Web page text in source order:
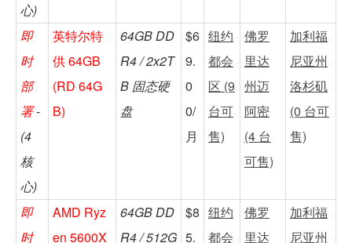
心)
即
时
部
署-
(4
核
心)
英特尔特
供 64GB
(RD 64G
B)
64GB DD
R4 / 2x2T
B 固态硬
盘
$6
9.
0
0/
月
纽约
都会
区 (9
台可
售)
佛罗
里达
州迈
阿密
(4 台
可售)
加利福
尼亚州
洛杉矶
(0 台可
售)
即
时
AMD Ryz
en 5600X
64GB DD
R4 / 512G
$8
5.
纽约
都会
佛罗
里达
加利福
尼亚州